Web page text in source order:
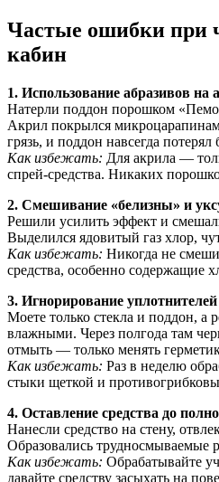
Частые ошибки при
кабин
1. Использование абразивов на
Натерли поддон порошком
Акрил покрылся
грязь, и поддон навсегда потерял
Как избежать: Для акрила —
спрей-средства. Никаких
2. Смешивание «белизны» и
Решили усилить эффект и
Выделился ядовитый газ хлор,
Как избежать: Никогда не
средства, особенно содержащие
3. Игнорирование уплотнителей
Моете только стекла и поддон, а
влажными. Через полгода там
отмыть — только менять
Как избежать: Раз в неделю
стыки щеткой и
4. Оставление средства до
Нанесли средство на стену,
Образовались трудносмываемые
Как избежать: Обрабатывайте
давайте средству засыхать на